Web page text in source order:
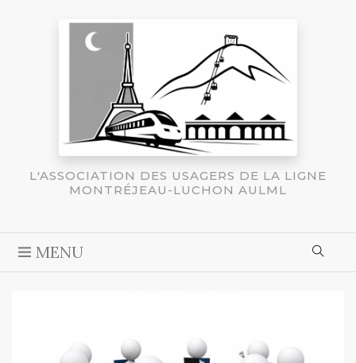
L'ASSOCIATION DES USAGERS DE LA LIGNE
MONTRÉJEAU-LUCHON AULML
MENU